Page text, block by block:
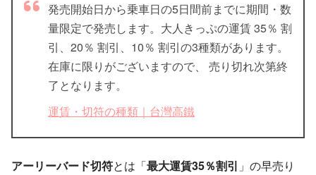
発売開始日から乗車日の5日間前までに期間・数
量限定で発売します。大人きっぷの運賃 35％ 割
引、20％ 割引、10％ 割引の3種類があります。
在庫に限りがございますので、 売り切れ次第終
了となります。
運賃・切符の種類｜台灣高鐵
アーリーバード切符とは「最大運賃35％割引 」の早売り